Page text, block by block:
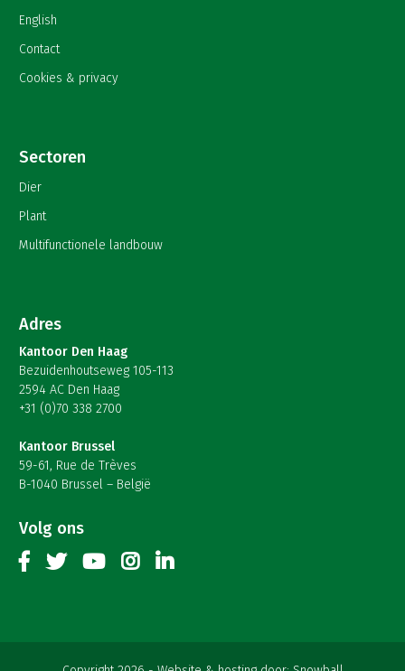
English
Contact
Cookies & privacy
Sectoren
Dier
Plant
Multifunctionele landbouw
Adres
Kantoor Den Haag
Bezuidenhoutseweg 105-113
2594 AC Den Haag
+31 (0)70 338 2700
Kantoor Brussel
59-61, Rue de Trèves
B-1040 Brussel – België
Volg ons